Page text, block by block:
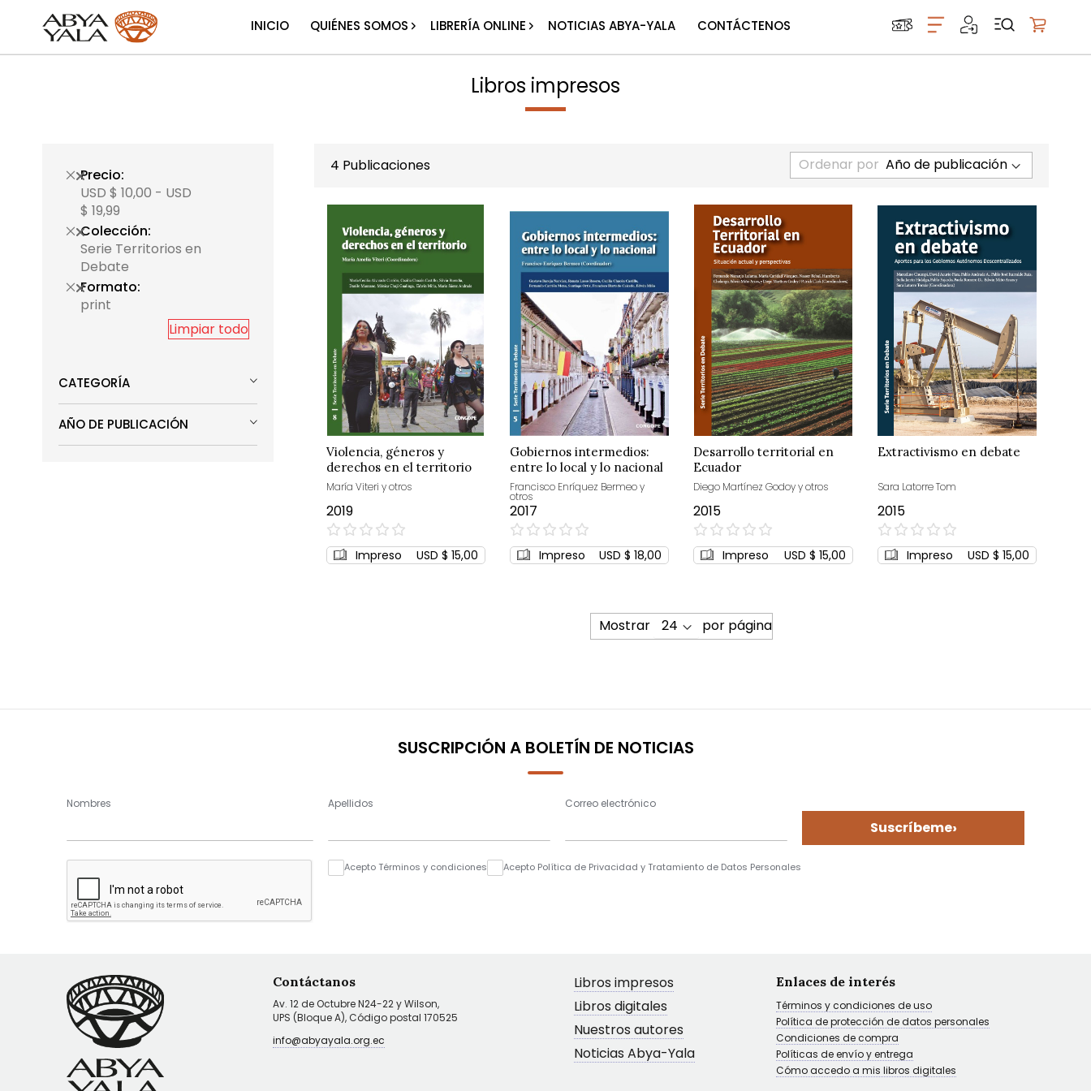
INICIO QUIÉNES SOMOS LIBRERÍA ONLINE NOTICIAS ABYA-YALA CONTÁCTENOS
Libros impresos
4 Publicaciones Ordenar por
Violencia, géneros y
derechos en el territorio
María Viteri y otros
2019
0%
Impreso USD $ 15,00
Gobiernos intermedios:
entre lo local y lo nacional
Francisco Enríquez Bermeo y
otros
2017
0%
Impreso USD $ 18,00
Desarrollo territorial en
Ecuador
Diego Martínez Godoy y otros
2015
0%
Impreso USD $ 15,00
Extractivismo en debate
Sara Latorre Tom
2015
0%
Impreso USD $ 15,00
Mostrar por página
Precio
USD $ 10,00 - USD
$ 19,99
Colección
Serie Territorios en
Debate
Formato
print
Limpiar todo
CATEGORÍA
AÑO DE PUBLICACIÓN
SUSCRIPCIÓN A BOLETÍN DE NOTICIAS
Nombres Apellidos Correo electrónico
Suscríbeme›
Acepto Términos y condiciones Acepto Política de Privacidad y Tratamiento de Datos Personales
Contáctanos
Av. 12 de Octubre N24-22 y Wilson,
UPS (Bloque A), Código postal 170525
info@abyayala.org.ec
Libros impresos
Libros digitales
Nuestros autores
Noticias Abya-Yala
Enlaces de interés
Términos y condiciones de uso
Política de protección de datos personales
Condiciones de compra
Políticas de envío y entrega
Cómo accedo a mis libros digitales